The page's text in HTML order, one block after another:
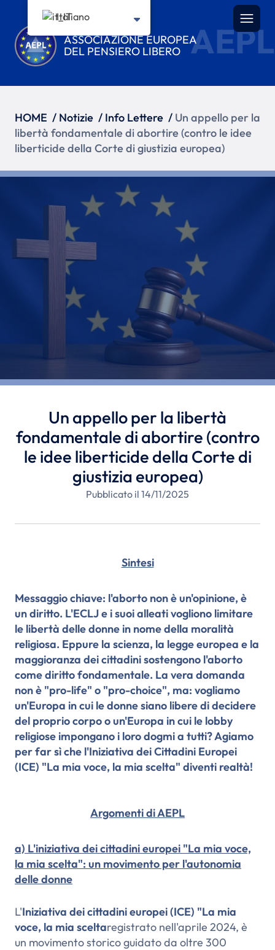
ASSOCIAZIONE EUROPEA
DEL PENSIERO LIBERO
AEPL
HOME / Notizie / Info Lettere / Un appello per la
libertà fondamentale di abortire (contro le idee
liberticide della Corte di giustizia europea)
Un appello per la libertà
fondamentale di abortire (contro
le idee liberticide della Corte di
giustizia europea)
Pubblicato il 14/11/2025
Sintesi
Messaggio chiave: l'aborto non è un'opinione, è
un diritto. L'ECLJ e i suoi alleati vogliono limitare
le libertà delle donne in nome della moralità
religiosa. Eppure la scienza, la legge europea e la
maggioranza dei cittadini sostengono l'aborto
come diritto fondamentale. La vera domanda
non è "pro-life" o "pro-choice", ma: vogliamo
un'Europa in cui le donne siano libere di decidere
del proprio corpo o un'Europa in cui le lobby
religiose impongano i loro dogmi a tutti? Agiamo
per far sì che l'Iniziativa dei Cittadini Europei
(ICE) "La mia voce, la mia scelta" diventi realtà!
Argomenti di AEPL
a) L'iniziativa dei cittadini europei "La mia voce,
la mia scelta": un movimento per l'autonomia
delle donne
L'Iniziativa dei cittadini europei (ICE) "La mia
voce, la mia sceltaregistrato nell'aprile 2024, è
un movimento storico guidato da oltre 300
Italiano